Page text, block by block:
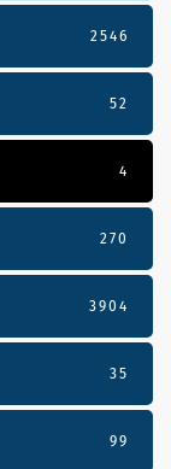
2546
52
4
270
3904
35
99